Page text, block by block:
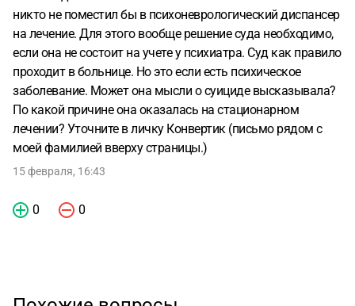
никто не поместил бы в психоневрологический диспансер
на лечение. Для этого вообще решение суда необходимо,
если она не состоит на учете у психиатра. Суд как правило
проходит в больнице. Но это если есть психическое
заболевание. Может она мысли о суициде высказывала?
По какой причине она оказалась на стационарном
лечении? Уточните в личку Конвертик (письмо рядом с
моей фамилией вверху страницы.)
15 февраля, 16:43
0 0